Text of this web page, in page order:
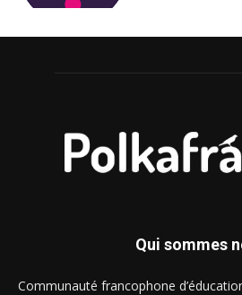
Qui sommes
Communauté francophone